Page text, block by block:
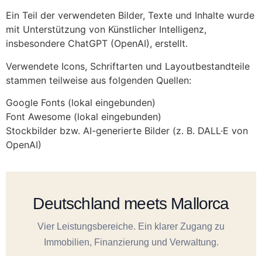
Ein Teil der verwendeten Bilder, Texte und Inhalte wurde
mit Unterstützung von Künstlicher Intelligenz,
insbesondere ChatGPT (OpenAI), erstellt.
Verwendete Icons, Schriftarten und Layoutbestandteile
stammen teilweise aus folgenden Quellen:
Google Fonts (lokal eingebunden)
Font Awesome (lokal eingebunden)
Stockbilder bzw. AI-generierte Bilder (z. B. DALL·E von
OpenAI)
Deutschland meets Mallorca
Vier Leistungsbereiche. Ein klarer Zugang zu
Immobilien, Finanzierung und Verwaltung.